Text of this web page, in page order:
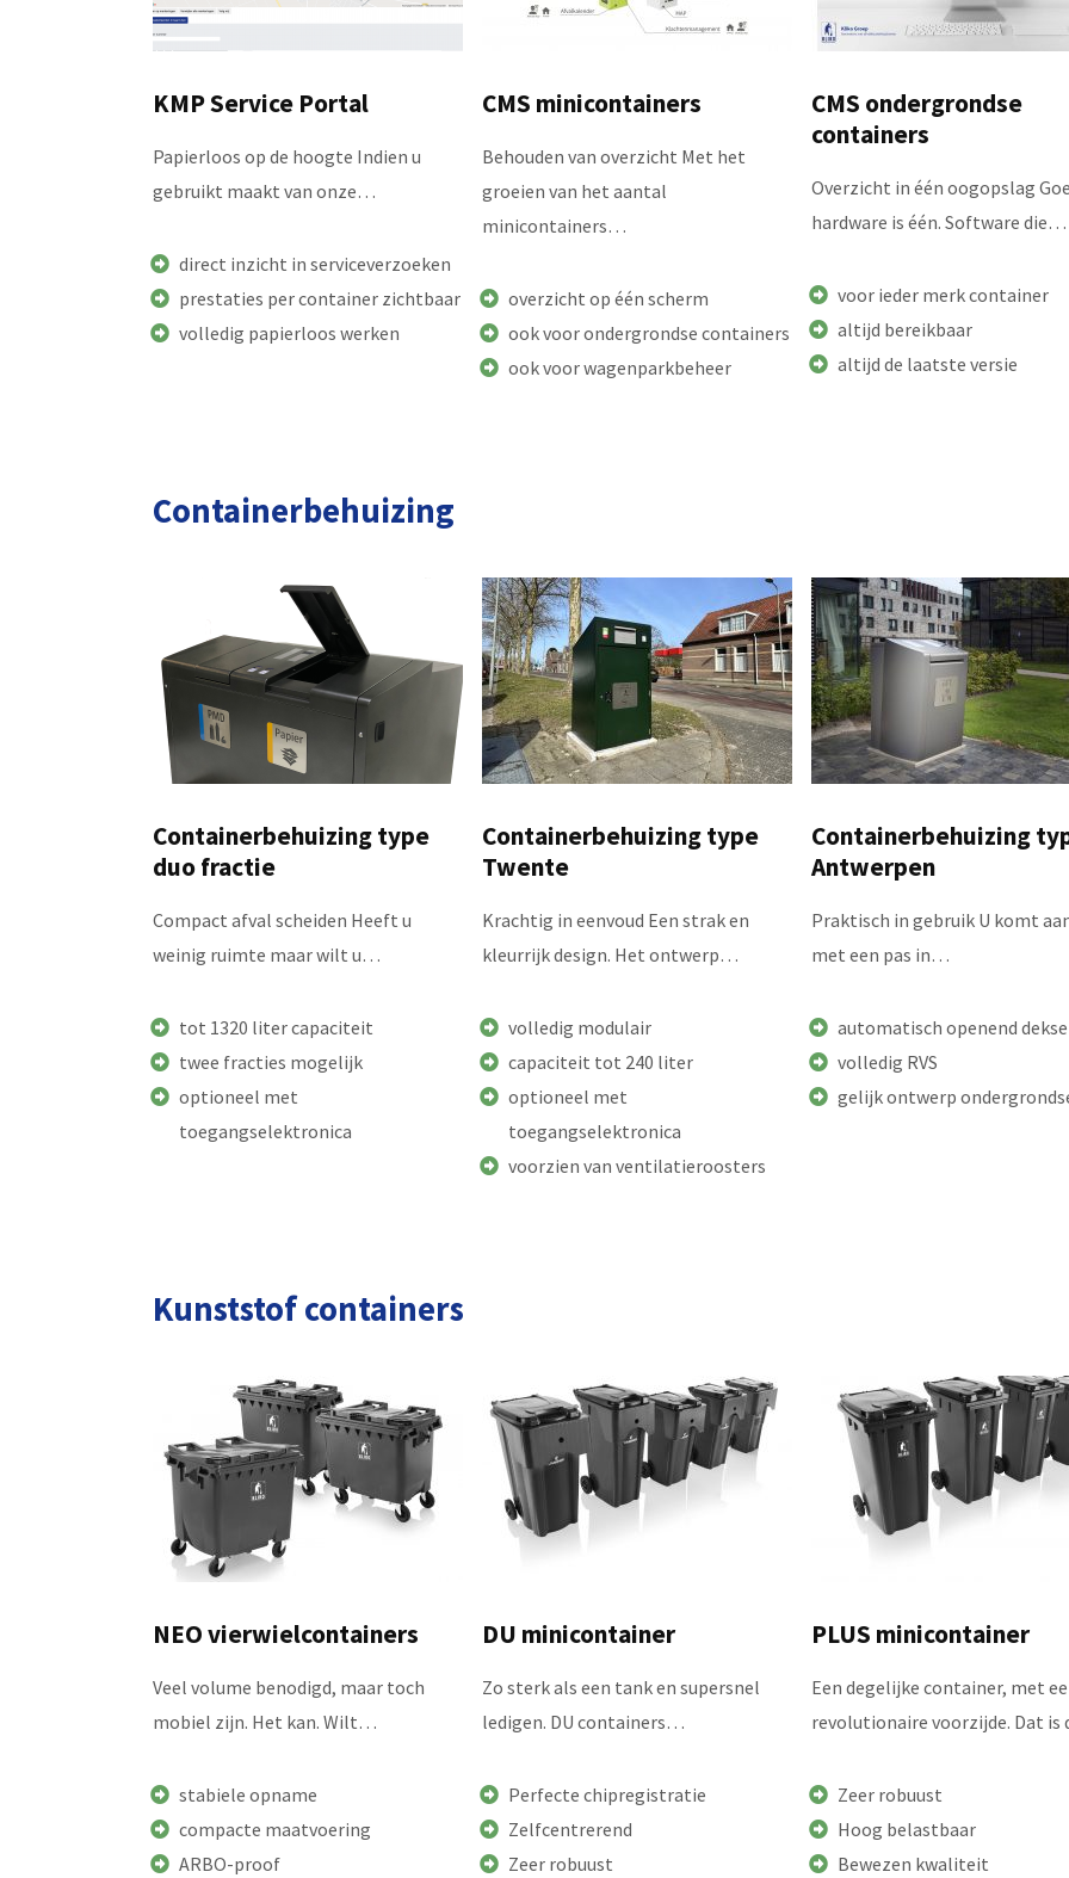
KMP Service Portal
Papierloos op de hoogte Indien u
gebruikt maakt van onze…
direct inzicht in serviceverzoeken
prestaties per container zichtbaar
volledig papierloos werken
CMS minicontainers
Behouden van overzicht Met het
groeien van het aantal
minicontainers…
overzicht op één scherm
ook voor ondergrondse containers
ook voor wagenparkbeheer
CMS ondergrondse
containers
Overzicht in één oogopslag
hardware is één. Software die…
voor ieder merk container
altijd bereikbaar
altijd de laatste versie
Containerbehuizing
Containerbehuizing type
duo fractie
Compact afval scheiden Heeft u
weinig ruimte maar wilt u…
tot 1320 liter capaciteit
twee fracties mogelijk
optioneel met
toegangselektronica
Containerbehuizing type
Twente
Krachtig in eenvoud Een strak en
kleurrijk design. Het ontwerp…
volledig modulair
capaciteit tot 240 liter
optioneel met
toegangselektronica
voorzien van ventilatieroosters
Containerbehuizing
Antwerpen
Praktisch in gebruik U komt
met een pas in…
automatisch openend
volledig RVS
gelijk ontwerp
Kunststof containers
NEO vierwielcontainers
Veel volume benodigd, maar toch
mobiel zijn. Het kan. Wilt…
stabiele opname
compacte maatvoering
ARBO-proof
DU minicontainer
Zo sterk als een tank en supersnel
ledigen. DU containers…
Perfecte chipregistratie
Zelfcentrerend
Zeer robuust
PLUS minicontainer
Een degelijke container, met
revolutionaire voorzijde. Dat
Zeer robuust
Hoog belastbaar
Bewezen kwaliteit